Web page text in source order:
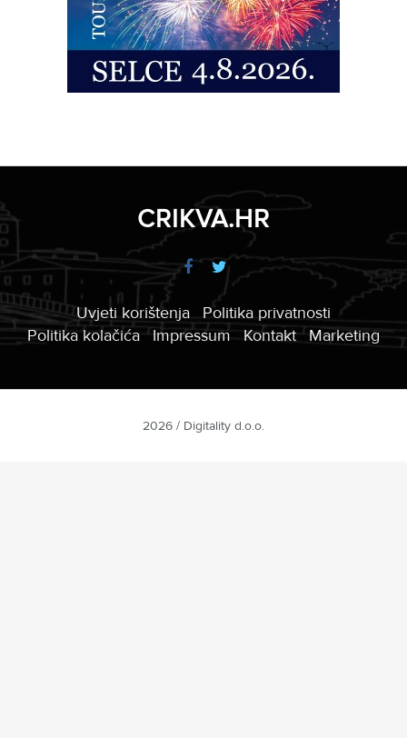
CRIKVA.HR
Uvjeti korištenja
Politika privatnosti
Politika kolačića
Impressum Kontakt Marketing
2026 / Digitality d.o.o.